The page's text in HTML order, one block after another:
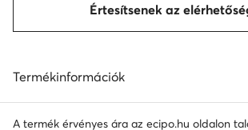
Értesítsenek az
Termékinformációk
A termék érvényes ára az ecipo.hu oldalon